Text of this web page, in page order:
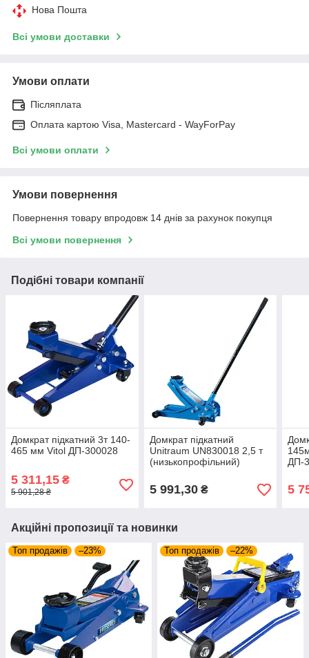
Нова Пошта
Всі умови доставки
Умови оплати
Післяплата
Оплата картою Visa, Mastercard - WayForPay
Всі умови оплати
Умови повернення
Повернення товару впродовж 14 днів за рахунок покупця
Всі умови повернення
Подібні товари компанії
Домкрат підкатний 3т 140-
465 мм Vitol ДП-300028
5 311,15 ₴
5 901,28 ₴
Домкрат підкатний
Unitraum UN830018 2,5 т
(низькопрофільний)
5 991,30₴
ДП-
5
Акційні пропозиції та новинки
Топ продажів –23% Топ продажів –22%